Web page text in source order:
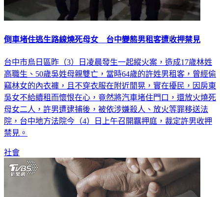
倒車堵住逃生路線燒死母女 台中變態男租客遭收押禁見
台中市烏日區昨（3）日凌晨發生一起縱火案，造成17歲林姓
高職生、50歲吳姓母親雙亡，當時64歲的許姓男租客，曾經偷
竊林女的內衣褲，且不穿衣服在附近閒晃，實在擾民，因房東
吳女不給續租而懷恨在心，竟然將汽車堵住門口，還放火燒死
母女二人，許男遭逮捕後，被依涉嫌殺人、放火等罪移送法
院，台中地方法院今（4）日上午召開羈押庭，裁定許男收押
禁見。
社會